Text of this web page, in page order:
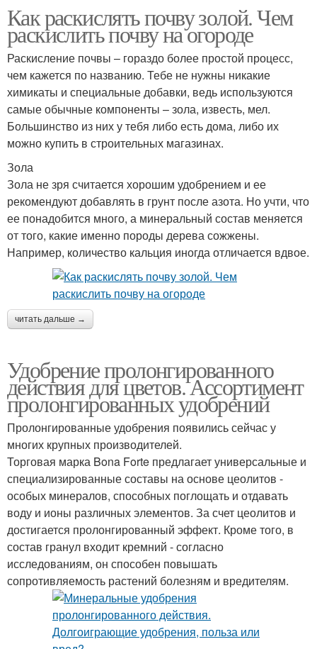
Как раскислять почву золой. Чем
раскислить почву на огороде
Раскисление почвы – гораздо более простой процесс,
чем кажется по названию. Тебе не нужны никакие
химикаты и специальные добавки, ведь используются
самые обычные компоненты – зола, известь, мел.
Большинство из них у тебя либо есть дома, либо их
можно купить в строительных магазинах.
Зола
Зола не зря считается хорошим удобрением и ее
рекомендуют добавлять в грунт после азота. Но учти, что
ее понадобится много, а минеральный состав меняется
от того, какие именно породы дерева сожжены.
Например, количество кальция иногда отличается вдвое.
читать дальше →
Удобрение пролонгированного
действия для цветов. Ассортимент
пролонгированных удобрений
Пролонгированные удобрения появились сейчас у
многих крупных производителей.
Торговая марка Bona Forte предлагает универсальные и
специализированные составы на основе цеолитов -
особых минералов, способных поглощать и отдавать
воду и ионы различных элементов. За счет цеолитов и
достигается пролонгированный эффект. Кроме того, в
состав гранул входит кремний - согласно
исследованиям, он способен повышать
сопротивляемость растений болезням и вредителям.